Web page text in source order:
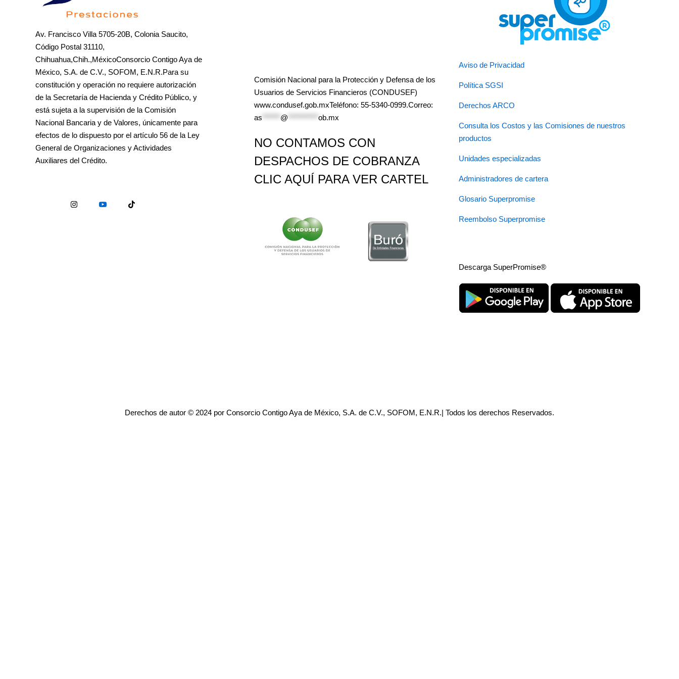
Av. Francisco Villa 5705-20B, Colonia Saucito,
Código Postal 31110,
Chihuahua,Chih.,MéxicoConsorcio Contigo Aya de
México, S.A. de C.V., SOFOM, E.N.R.Para su
constitución y operación no requiere autorización
de la Secretaría de Hacienda y Crédito Público, y
está sujeta a la supervisión de la Comisión
Nacional Bancaria y de Valores, únicamente para
efectos de lo dispuesto por el artículo 56 de la Ley
General de Organizaciones y Actividades
Auxiliares del Crédito.
Comisión Nacional para la Protección y Defensa de los
Usuarios de Servicios Financieros (CONDUSEF)
www.condusef.gob.mxTeléfono: 55-5340-0999.Correo:
as
@ ob.mx
NO CONTAMOS CON
DESPACHOS DE COBRANZA
CLIC AQUÍ PARA VER CARTEL
Aviso de Privacidad
Política SGSI
Derechos ARCO
Consulta los Costos y las Comisiones de nuestros
productos
Unidades especializadas
Administradores de cartera
Glosario Superpromise
Reembolso Superpromise
Descarga SuperPromise®
Derechos de autor © 2024 por Consorcio Contigo Aya de México, S.A. de C.V., SOFOM, E.N.R.| Todos los derechos Reservados.